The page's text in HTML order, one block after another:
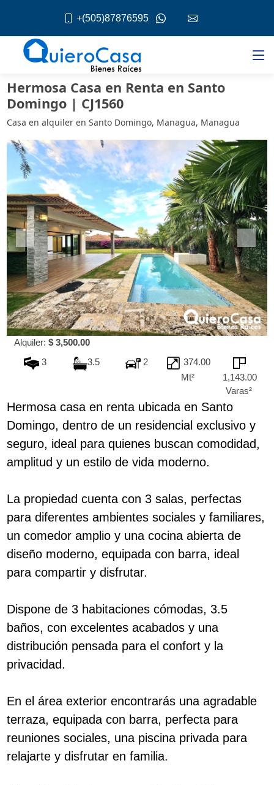
+(505)87876595
Hermosa Casa en Renta en Santo
Domingo | CJ1560
Casa en alquiler en Santo Domingo, Managua, Managua
Alquiler: $ 3,500.00
3
3.5 2
374.00
Mt²
1,143.00
Varas²
Hermosa casa en renta ubicada en Santo
Domingo, dentro de un residencial exclusivo y
seguro, ideal para quienes buscan comodidad,
amplitud y un estilo de vida moderno.
La propiedad cuenta con 3 salas, perfectas
para diferentes ambientes sociales y familiares,
un comedor amplio y una cocina abierta de
diseño moderno, equipada con barra, ideal
para compartir y disfrutar.
Dispone de 3 habitaciones cómodas, 3.5
baños, con excelentes acabados y una
distribución pensada para el confort y la
privacidad.
En el área exterior encontrarás una agradable
terraza, equipada con barra, perfecta para
reuniones sociales, una piscina privada para
relajarte y disfrutar en familia.